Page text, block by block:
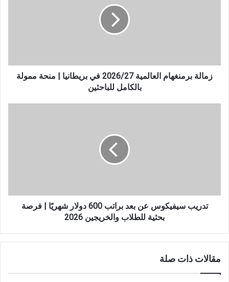
ممولة
بالكامل
زمالة برمنغهام العالمية 2026/27 في بريطانيا | منحة ممولة
بالكامل للباحثين
|
فرصة
والخريجين
تدريب سيفيكوس عن بعد براتب 600 دولار شهريًا | فرصة
بحثية للطلاب والخريجين 2026
مقالات ذات صلة